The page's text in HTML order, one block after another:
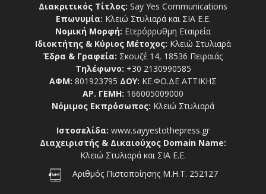
Διακριτικός Τίτλος: Say Yes Communications
Επωνυμία: Κλειώ Στυλιαρά και ΣΙΑ Ε.Ε.
Νομική Μορφή: Ετερόρρυθμη Εταιρεία
Ιδιοκτήτης & Κύριος Μέτοχος: Κλειώ Στυλιαρά
Έδρα & Γραφεία: Σκουζέ 14, 18536 Πειραιάς
Τηλέφωνο: +30 2130990585
ΑΦΜ: 801923795 ΔΟΥ: ΚΕ.ΦΟ.ΔΕ ΑΤΤΙΚΗΣ
ΑΡ. ΓΕΜΗ: 166005009000
Νόμιμος Εκπρόσωπος: Κλειώ Στυλιαρά
Ιστοσελίδα: www.sayyestothepress.gr
Διαχειριστής & Δικαιούχος Domain Name:
Κλειώ Στυλιαρά και ΣΙΑ Ε.Ε.
Αριθμός Πιστοποίησης Μ.Η.Τ. 252127